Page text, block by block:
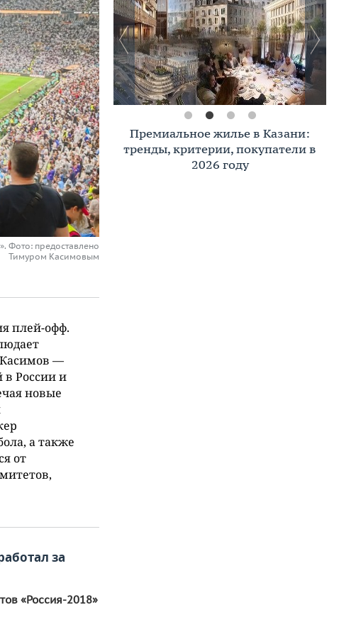
Фото: предоставлено
Тимуром Касимовым
плей‑офф.
—
в России и
новые
а также
от
за
«Россия-2018»
Премиальное жилье в Казани:
тренды, критерии, покупатели в
2026 году